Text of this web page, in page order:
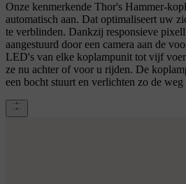
Onze kenmerkende Thor's Hammer-
automatisch aan. Dat optimaliseert uw
te verblinden. Dankzij responsieve
aangestuurd door een camera aan de
LED's van elke koplampunit tot vijf
ze nu achter of voor u rijden. De
een bocht stuurt en verlichten zo de